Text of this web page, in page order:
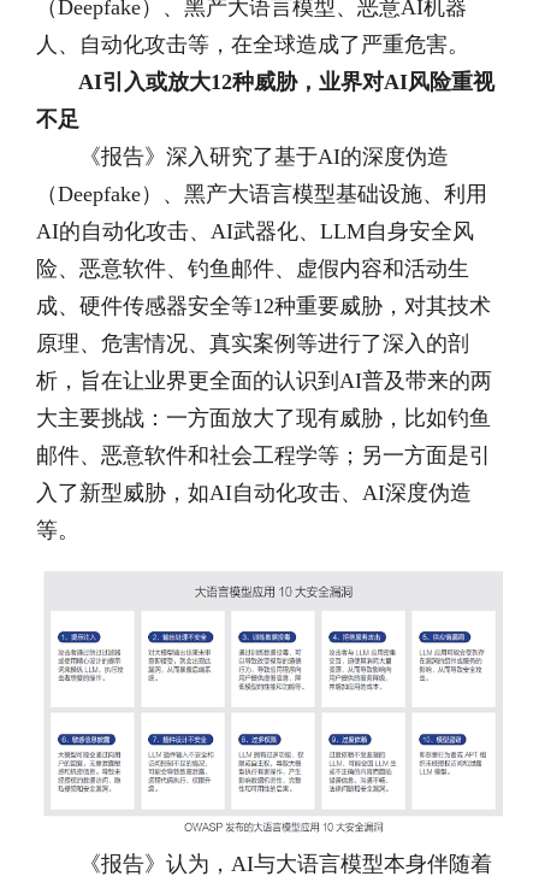
（Deepfake）、黑产大语言模型、恶意AI机器
人、自动化攻击等，在全球造成了严重危害。
AI引入或放大12种威胁，业界对AI风险重视
不足
《报告》深入研究了基于AI的深度伪造
（Deepfake）、黑产大语言模型基础设施、利用
AI的自动化攻击、AI武器化、LLM自身安全风
险、恶意软件、钓鱼邮件、虚假内容和活动生
成、硬件传感器安全等12种重要威胁，对其技术
原理、危害情况、真实案例等进行了深入的剖
析，旨在让业界更全面的认识到AI普及带来的两
大主要挑战：一方面放大了现有威胁，比如钓鱼
邮件、恶意软件和社会工程学等；另一方面是引
入了新型威胁，如AI自动化攻击、AI深度伪造
等。
《报告》认为，AI与大语言模型本身伴随着